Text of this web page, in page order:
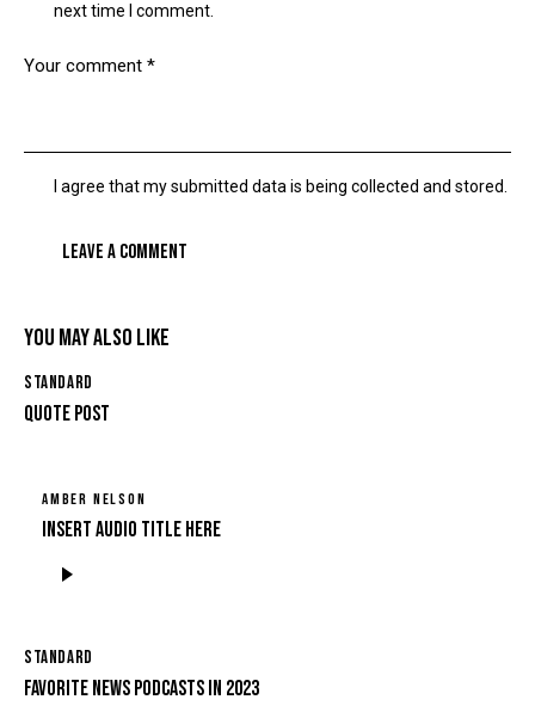
next time I comment.
I agree that my submitted data is being collected and stored.
YOU MAY ALSO LIKE
STANDARD
QUOTE POST
AMBER NELSON
Insert Audio Title Here
Player
STANDARD
FAVORITE NEWS PODCASTS IN 2023